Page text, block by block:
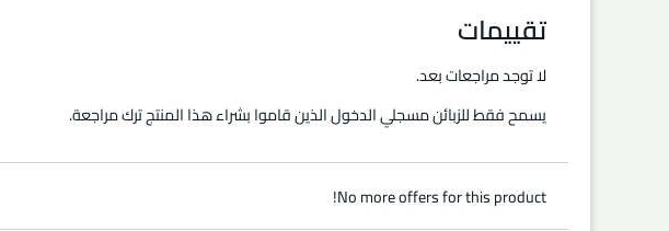
تقييمات
لا توجد مراجعات بعد.
يسمح فقط للزبائن مسجلي الدخول الذين قاموا بشراء هذا المنتج ترك مراجعة.
No more offers for this product!